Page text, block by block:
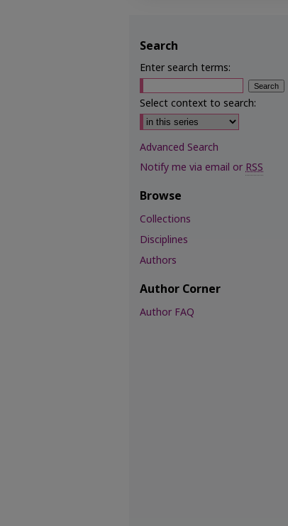
Search
Enter search terms:
Select context to search:
Advanced Search
Notify me via email orRSS
Browse
Collections
Disciplines
Authors
Author Corner
Author FAQ